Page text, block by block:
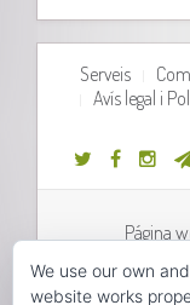
Serveis
Avís legal i
Página
We use our own
website works